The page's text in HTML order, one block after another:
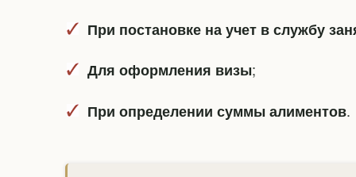
При постановке на учет в службу
Для оформления визы;
При определении суммы алиментов.